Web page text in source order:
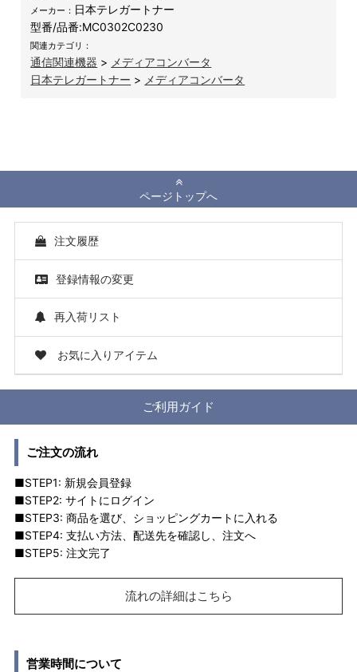
メーカー： 日本テレガートナー
型番/品番:MC0302C0230
関連カテゴリ：
通信関連機器 > メディアコンバータ
日本テレガートナー > メディアコンバータ
ページトップへ
注文履歴
登録情報の変更
再入荷リスト
お気に入りアイテム
ご利用ガイド
ご注文の流れ
■STEP1: 新規会員登録
■STEP2: サイトにログイン
■STEP3: 商品を選び、ショッピングカートに入れる
■STEP4: 支払い方法、配送先を確認し、注文へ
■STEP5: 注文完了
流れの詳細はこちら
営業時間について